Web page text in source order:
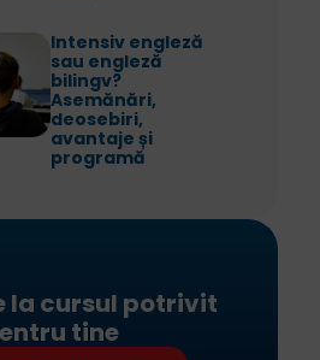
Intensiv engleză
sau engleză
bilingv?
Asemănări,
deosebiri,
avantaje și
programă
la cursul potrivit
tine